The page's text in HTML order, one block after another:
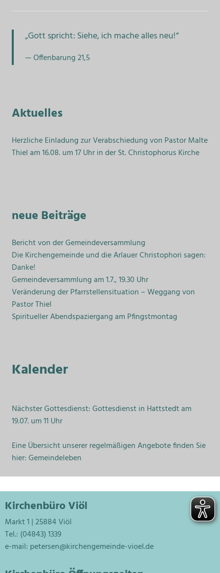
„Gott spricht: Siehe, ich mache alles neu!“
Offenbarung 21,5
Aktuelles
Herzliche Einladung zur Verabschiedung von Pastor Malte
Thiel am 16.08. um 17 Uhr in der St. Christophorus Kirche
neue Beiträge
Bericht von der Gemeindeversammlung
Die Kirchengemeinde und die Arlauer Christophori sagen:
Danke!
Gemeindeversammlung am 1.7., 19.30 Uhr
Veränderung der Pfarrstellensituation – Weggang von
Pastor Thiel
Spiritueller Abendspaziergang am Pfingstmontag
Kalender
Nächster Gottesdienst: Gottesdienst in Hattstedt am
19.07. um 11 Uhr
Eine Übersicht unserer regelmäßigen Angebote finden Sie
hier:Gemeindeleben
Kirchenbüro Viöl
Markt 1 | 25884 Viöl
Tel.: (04843) 1339
e-mail: petersen@kirchengemeinde-vioel.de